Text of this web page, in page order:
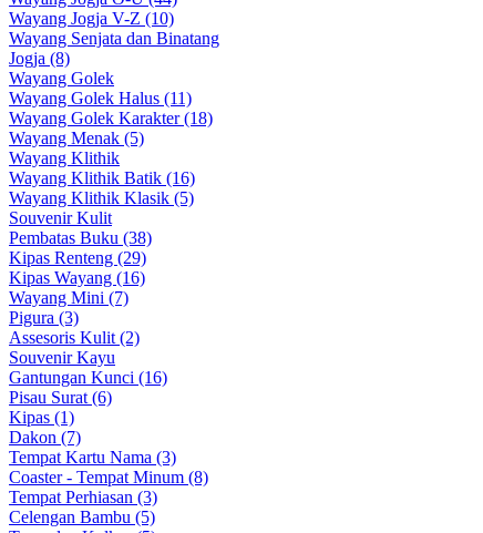
Wayang Jogja V-Z (10)
Wayang Senjata dan Binatang
Jogja (8)
Wayang Golek
Wayang Golek Halus (11)
Wayang Golek Karakter (18)
Wayang Menak (5)
Wayang Klithik
Wayang Klithik Batik (16)
Wayang Klithik Klasik (5)
Souvenir Kulit
Pembatas Buku (38)
Kipas Renteng (29)
Kipas Wayang (16)
Wayang Mini (7)
Pigura (3)
Assesoris Kulit (2)
Souvenir Kayu
Gantungan Kunci (16)
Pisau Surat (6)
Kipas (1)
Dakon (7)
Tempat Kartu Nama (3)
Coaster - Tempat Minum (8)
Tempat Perhiasan (3)
Celengan Bambu (5)